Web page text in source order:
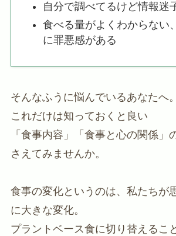
自分で調べてるけど情報迷
食べる量がよくわからない
に罪悪感がある
そんなふうに悩んでいるあなたへ。
これだけは知っておくと良い
「食事内容」「食事と心の関係」
さえてみませんか。
食事の変化というのは、私たちが
に大きな変化。
プラントベース食に切り替えるこ